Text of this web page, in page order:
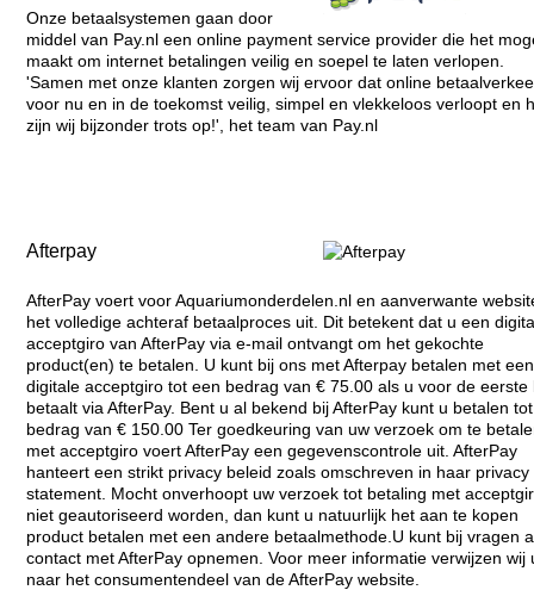
Onze betaalsystemen gaan door
middel van Pay.nl een online payment service provider die het
maakt om internet betalingen veilig en soepel te laten verlopen.
'Samen met onze klanten zorgen wij ervoor dat online
voor nu en in de toekomst veilig, simpel en vlekkeloos verloopt en
zijn wij bijzonder trots op!', het team van Pay.nl
Afterpay
AfterPay voert voor Aquariumonderdelen.nl en aanverwante
het volledige achteraf betaalproces uit. Dit betekent dat u een
acceptgiro van AfterPay via e-mail ontvangt om het gekochte
product(en) te betalen. U kunt bij ons met Afterpay betalen met een
digitale acceptgiro tot een bedrag van € 75.00 als u voor de eerste
betaalt via AfterPay. Bent u al bekend bij AfterPay kunt u betalen
bedrag van € 150.00 Ter goedkeuring van uw verzoek om te
met acceptgiro voert AfterPay een gegevenscontrole uit. AfterPay
hanteert een strikt privacy beleid zoals omschreven in haar privacy
statement. Mocht onverhoopt uw verzoek tot betaling met
niet geautoriseerd worden, dan kunt u natuurlijk het aan te kopen
product betalen met een andere betaalmethode.U kunt bij vragen
contact met AfterPay opnemen. Voor meer informatie verwijzen wij
naar het consumentendeel van de AfterPay website.